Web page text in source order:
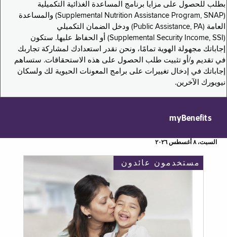
بطلب للحصول على مزايا برنامج المساعدة الغذائية التكميلية
(Supplemental Nutrition Assistance Program, SNAP) والمساعدة
العامة (Public Assistance, PA) ودخل الضمان التكميلي
(Supplemental Security Income, SSI) أو الحفاظ عليها. ستكون
إجاباتك مجهولة الهوية تمامًا، ونحن نقدر استعدادك لمشاركة تجاربك
في تقديم و/أو تثبيت طلب الحصول على هذه الاستحقاقات. ستساهم
إجاباتك في إدخال تغييرات على برامج المعونات الحيوية لك ولسكان
نيويورك الآخرين.
myBenefits
السبت، ٨ أغسطس ٢٠٢٦
مستخدمون عائدون